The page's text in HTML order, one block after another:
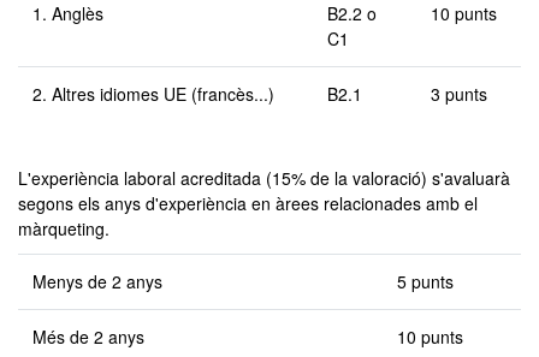
1. Anglès
B2.2 o
C1
10 punts
2. Altres idiomes UE (francès...) B2.1 3 punts
L'experiència laboral acreditada (15% de la valoració) s'avaluarà
segons els anys d'experiència en àrees relacionades amb el
màrqueting.
Menys de 2 anys 5 punts
Més de 2 anys 10 punts